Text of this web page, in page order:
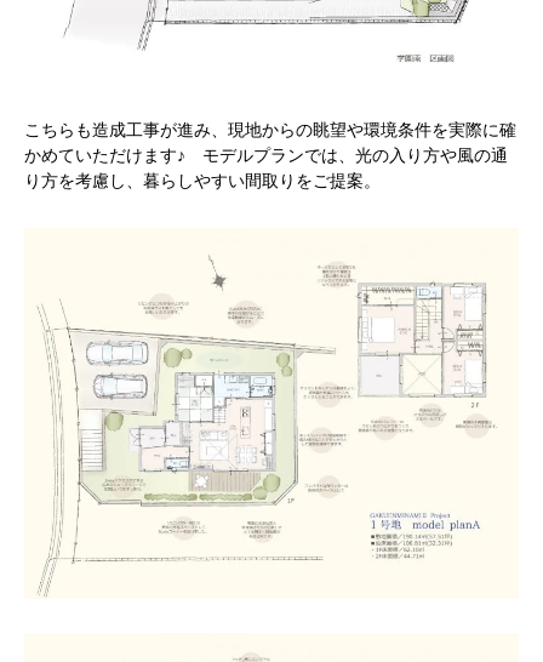
こちらも造成工事が進み、現地からの眺望や環境条件を実際に確
かめていただけます♪ モデルプランでは、光の入り方や風の通
り方を考慮し、暮らしやすい間取りをご提案。